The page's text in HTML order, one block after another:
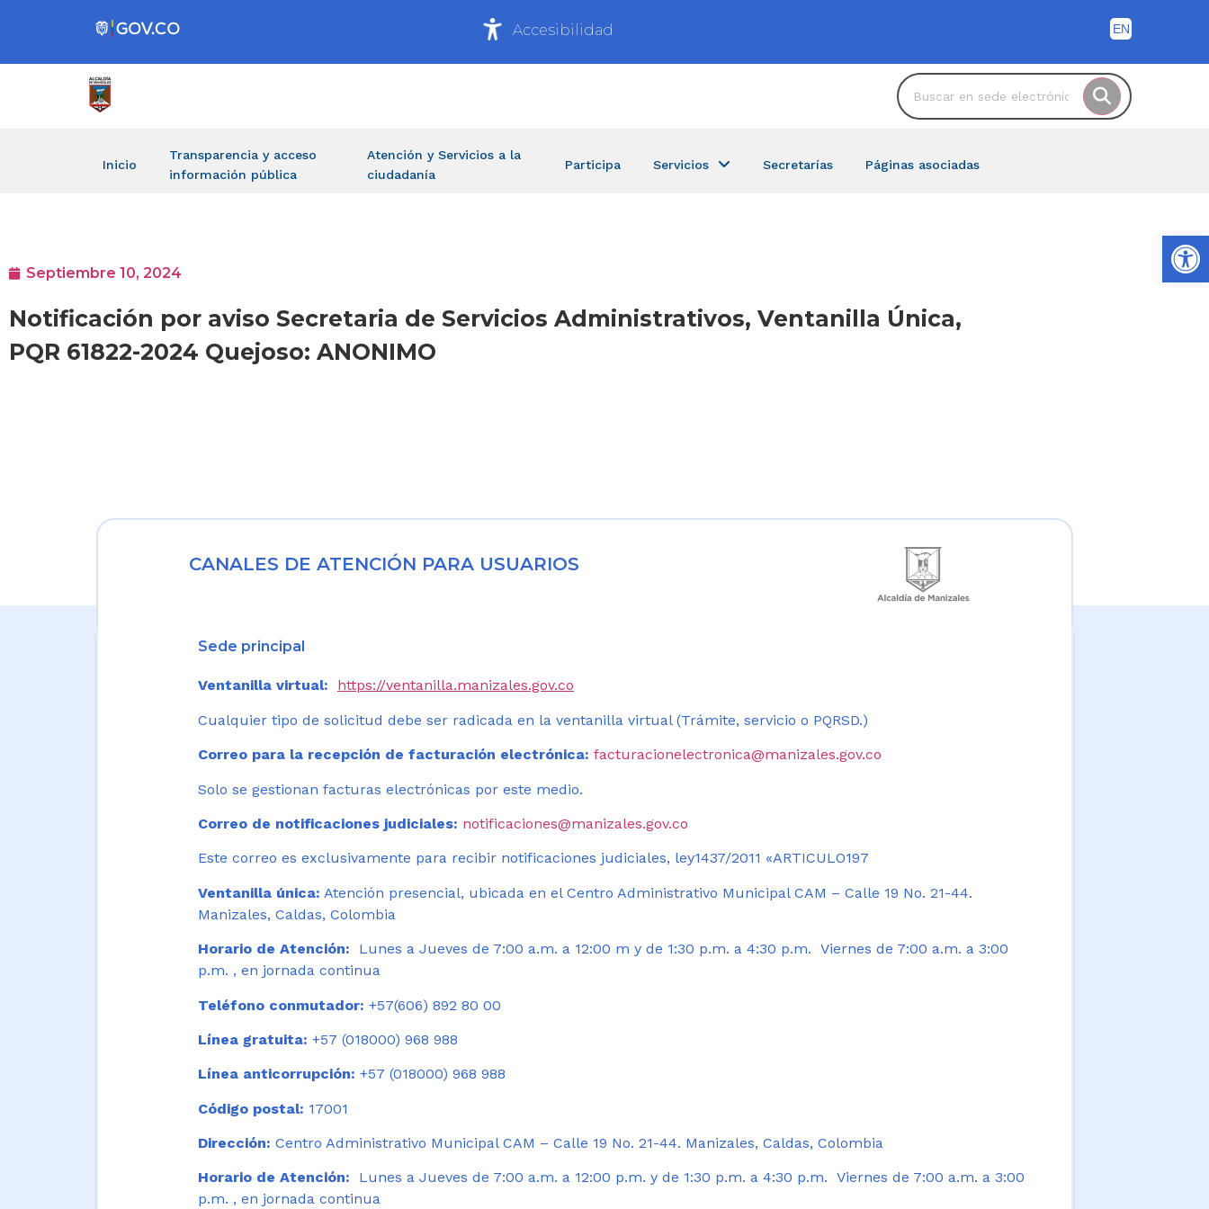
Accesibilidad
Inicio
Transparencia y acceso
información pública
Atención y Servicios a la
ciudadanía
Participa Servicios Secretarías Páginas asociadas
Septiembre 10, 2024
Notificación por aviso Secretaria de Servicios Administrativos, Ventanilla Única,
PQR 61822-2024 Quejoso: ANONIMO
CANALES DE ATENCIÓN PARA USUARIOS
Sede principal
Ventanilla virtual: https://ventanilla.manizales.gov.co
Cualquier tipo de solicitud debe ser radicada en la ventanilla virtual (Trámite, servicio o PQRSD.)
Correo para la recepción de facturación electrónica: facturacionelectronica@manizales.gov.co
Solo se gestionan facturas electrónicas por este medio.
Correo de notificaciones judiciales: notificaciones@manizales.gov.co
Este correo es exclusivamente para recibir notificaciones judiciales, ley1437/2011 «ARTICULO197
Ventanilla única: Atención presencial, ubicada en el Centro Administrativo Municipal CAM – Calle 19 No. 21-44.
Manizales, Caldas, Colombia
Horario de Atención:
Lunes a Jueves de 7:00 a.m. a 12:00 m y de 1:30 p.m. a 4:30 p.m. Viernes de 7:00 a.m. a 3:00
p.m. , en jornada continua
Teléfono conmutador: +57(606) 892 80 00
Línea gratuita: +57 (018000) 968 988
Línea anticorrupción: +57 (018000) 968 988
Código postal: 17001
Dirección: Centro Administrativo Municipal CAM – Calle 19 No. 21-44. Manizales, Caldas, Colombia
Horario de Atención: Lunes a Jueves de 7:00 a.m. a 12:00 p.m. y de 1:30 p.m. a 4:30 p.m. Viernes de 7:00 a.m. a 3:00
p.m. , en jornada continua